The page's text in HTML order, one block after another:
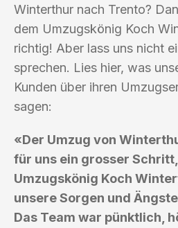
Winterthur nach Trento?
dem Umzugskönig Koch
richtig! Aber lass uns nicht
sprechen. Lies hier, was
Kunden über ihren
sagen:
«Der Umzug von
für uns ein grosser
Umzugskönig Koch
unsere Sorgen und
Das Team war pünktlich,